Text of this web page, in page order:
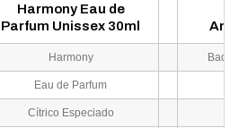
Harmony Eau de
Parfum Unissex 30ml
Harmony
Eau de Parfum
Cítrico Especiado